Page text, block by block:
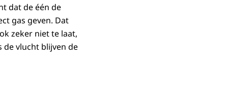
dat de één de
gas geven. Dat
zeker niet te laat,
de vlucht blijven de